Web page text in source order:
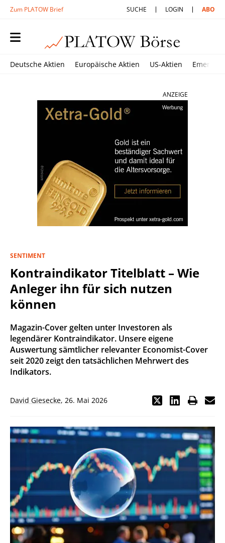
Zum PLATOW Brief SUCHE LOGIN ABO
Deutsche Aktien Europäische Aktien US-Aktien
ANZEIGE
SENTIMENT
Kontraindikator Titelblatt – Wie
Anleger ihn für sich nutzen
können
Magazin-Cover gelten unter Investoren als
legendärer Kontraindikator. Unsere eigene
Auswertung sämtlicher relevanter Economist-Cover
seit 2020 zeigt den tatsächlichen Mehrwert des
Indikators.
David Giesecke, 26. Mai 2026